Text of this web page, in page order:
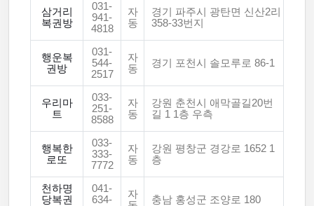
삼거리
복권방
031-
941-
4818
자
동
경기 파주시 광탄면 신산2리
358-33번지
행운복
권방
031-
544-
2517
자
동
경기 포천시 솔모루로 86-1
우리마
트
033-
251-
8588
자
동
강원 춘천시 애막골길20번
길 1 1층 우측
행복한
로또
033-
333-
7772
자
동
강원 평창군 경강로 1652 1
층
천하명
당복권
041-
634-
자
충남 홍성군 조양로 180